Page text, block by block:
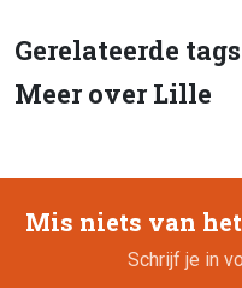
Gerelateerde tags
Meer over Lille
Mis niets van
Schrijf je in